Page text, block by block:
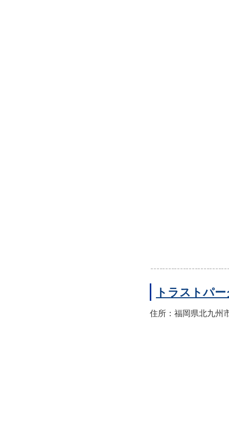
トラストパ
住所：福岡県北九州